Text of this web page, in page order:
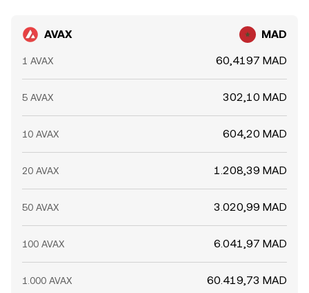
AVAX MAD
1 AVAX 60,4197 MAD
5 AVAX 302,10 MAD
10 AVAX 604,20 MAD
20 AVAX 1.208,39 MAD
50 AVAX 3.020,99 MAD
100 AVAX 6.041,97 MAD
1.000 AVAX 60.419,73 MAD